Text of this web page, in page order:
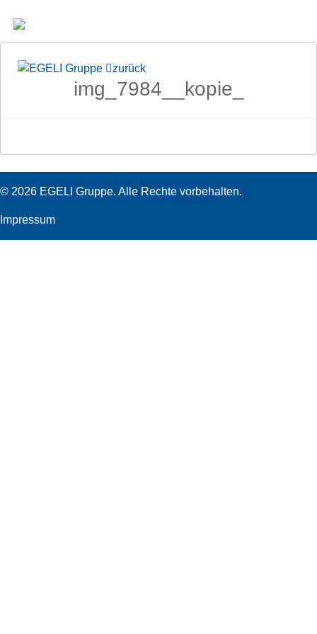
zurück
img_7984__kopie_
© 2026 EGELI Gruppe. Alle Rechte vorbehalten.
Impressum